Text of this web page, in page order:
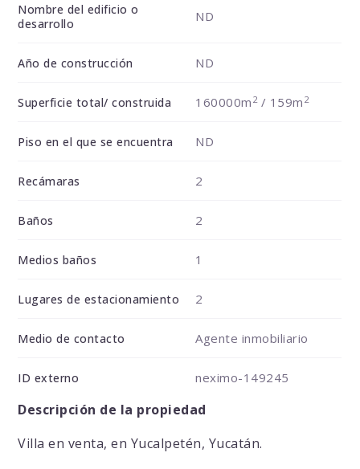
Nombre del edificio o
desarrollo
ND
Año de construcción ND
Superficie total/ construida 160000m 2/ 159m 2
Piso en el que se encuentra ND
Recámaras 2
Baños 2
Medios baños 1
Lugares de estacionamiento 2
Medio de contacto Agente inmobiliario
ID externo neximo-149245
Descripción de la propiedad
Villa en venta, en Yucalpetén, Yucatán.